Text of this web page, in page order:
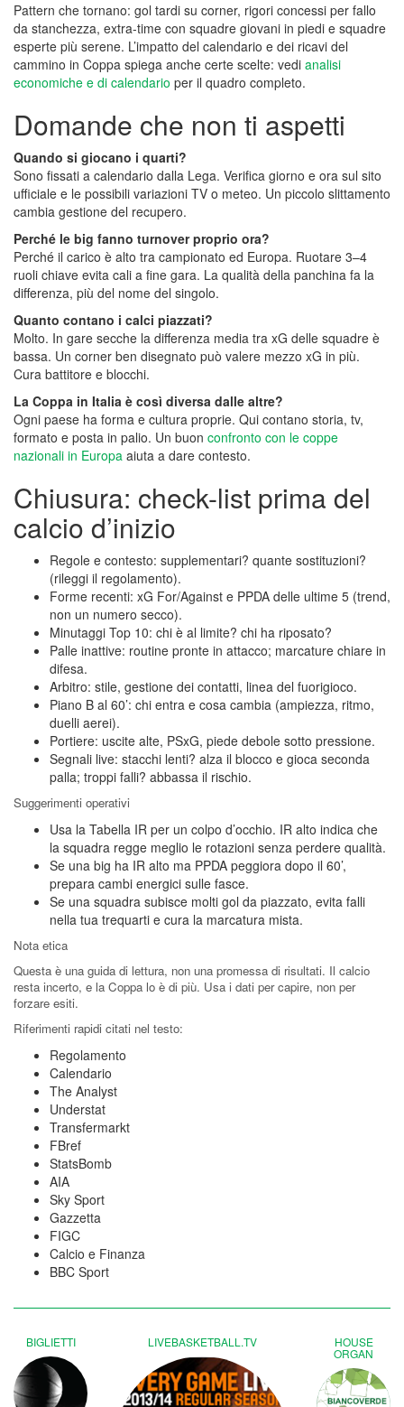
Pattern che tornano: gol tardi su corner, rigori concessi per fallo
da stanchezza, extra-time con squadre giovani in piedi e squadre
esperte più serene. L’impatto del calendario e dei ricavi del
cammino in Coppa spiega anche certe scelte: vedi analisi
economiche e di calendario per il quadro completo.
Domande che non ti aspetti
Quando si giocano i quarti?
Sono fissati a calendario dalla Lega. Verifica giorno e ora sul sito
ufficiale e le possibili variazioni TV o meteo. Un piccolo slittamento
cambia gestione del recupero.
Perché le big fanno turnover proprio ora?
Perché il carico è alto tra campionato ed Europa. Ruotare 3–4
ruoli chiave evita cali a fine gara. La qualità della panchina fa la
differenza, più del nome del singolo.
Quanto contano i calci piazzati?
Molto. In gare secche la differenza media tra xG delle squadre è
bassa. Un corner ben disegnato può valere mezzo xG in più.
Cura battitore e blocchi.
La Coppa in Italia è così diversa dalle altre?
Ogni paese ha forma e cultura proprie. Qui contano storia, tv,
formato e posta in palio. Un buon confronto con le coppe
nazionali in Europa aiuta a dare contesto.
Chiusura: check-list prima del
calcio d’inizio
Regole e contesto: supplementari? quante sostituzioni?
(rileggi il regolamento).
Forme recenti: xG For/Against e PPDA delle ultime 5 (trend,
non un numero secco).
Minutaggi Top 10: chi è al limite? chi ha riposato?
Palle inattive: routine pronte in attacco; marcature chiare in
difesa.
Arbitro: stile, gestione dei contatti, linea del fuorigioco.
Piano B al 60’: chi entra e cosa cambia (ampiezza, ritmo,
duelli aerei).
Portiere: uscite alte, PSxG, piede debole sotto pressione.
Segnali live: stacchi lenti? alza il blocco e gioca seconda
palla; troppi falli? abbassa il rischio.
Suggerimenti operativi
Usa la Tabella IR per un colpo d’occhio. IR alto indica che
la squadra regge meglio le rotazioni senza perdere qualità.
Se una big ha IR alto ma PPDA peggiora dopo il 60’,
prepara cambi energici sulle fasce.
Se una squadra subisce molti gol da piazzato, evita falli
nella tua trequarti e cura la marcatura mista.
Nota etica
Questa è una guida di lettura, non una promessa di risultati. Il calcio
resta incerto, e la Coppa lo è di più. Usa i dati per capire, non per
forzare esiti.
Riferimenti rapidi citati nel testo:
Regolamento
Calendario
The Analyst
Understat
Transfermarkt
FBref
StatsBomb
AIA
Sky Sport
Gazzetta
FIGC
Calcio e Finanza
BBC Sport
BIGLIETTI LIVEBASKETBALL.TV HOUSE
ORGAN